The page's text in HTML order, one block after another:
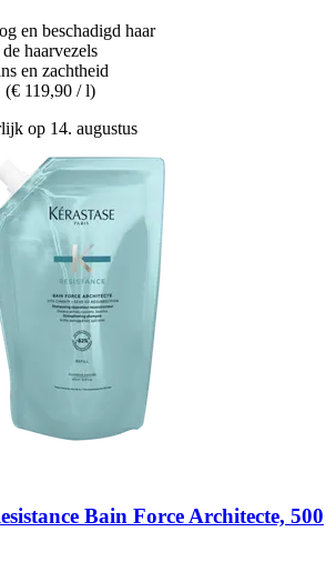
en beschadigd haar
haarvezels
en zachtheid
(€ 119,90 / l)
op 14. augustus
Bain Force Architecte, 500